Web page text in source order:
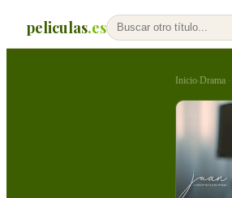
peliculas.es
Inicio›Drama ·